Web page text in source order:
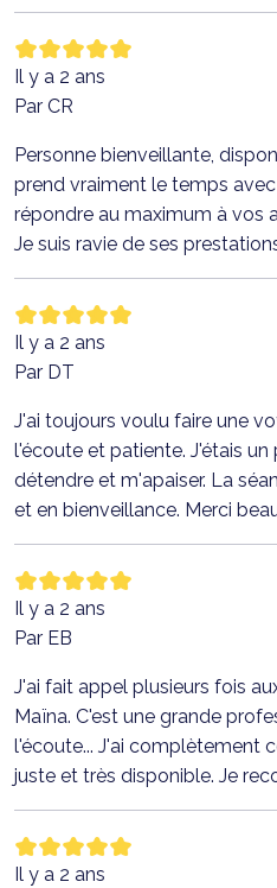
Il y a 2 ans
Par CR
Personne bienveillante,
prend vraiment le temps
répondre au maximum à vos
Je suis ravie de ses
Il y a 2 ans
Par DT
J'ai toujours voulu faire une
l'écoute et patiente. J'étais un
détendre et m'apaiser. La
et en bienveillance. Merci
Il y a 2 ans
Par EB
J'ai fait appel plusieurs fois
Maïna. C'est une grande
l'écoute... J'ai complètement
juste et très disponible. Je
Il y a 2 ans